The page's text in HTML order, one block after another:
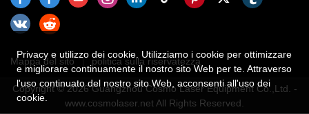
Mappa del sito politica sulla riservatezza
Copyright © 2026 Guangzhou Cosmo Laser Equipment Co.,Ltd. -
www.cosmolaser.net All Rights Reserved.
Privacy e utilizzo dei cookie. Utilizziamo i cookie per ottimizzare
e migliorare continuamente il nostro sito Web per te. Attraverso
l'uso continuato del nostro sito Web, acconsenti all'uso dei
cookie.